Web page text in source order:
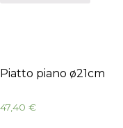
Piatto piano ø21cm
47,40 €